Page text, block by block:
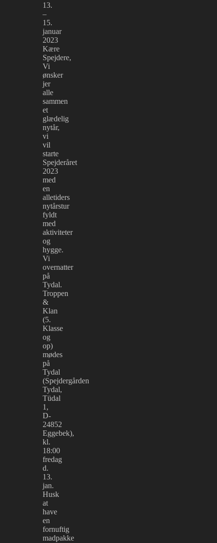
13.
–
15.
januar
2023
Kære
Spejdere,
Vi
ønsker
jer
alle
sammen
et
glædelig
nytår,
vi
vil
starte
Spejderåret
2023
med
en
alletiders
nytårstur
fyldt
med
aktiviteter
og
hygge.
Vi
overnatter
på
Tydal.
Troppen
&
Klan
(5.
Klasse
og
op)
mødes
på
Tydal
(Spejdergården
Tydal,
Tüdal
1,
D-
24852
Eggebek),
kl.
18:00
fredag
d.
13.
jan.
Husk
at
have
en
fornuftig
madpakke